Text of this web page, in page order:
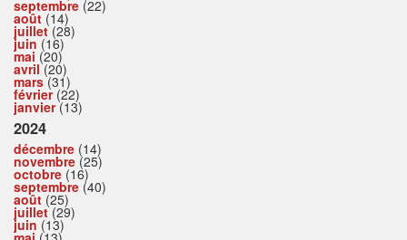
septembre (22)
août (14)
juillet(28)
juin (16)
mai (20)
avril(20)
mars(31)
février(22)
janvier(13)
2024
décembre (14)
novembre (25)
octobre (16)
septembre (40)
août (25)
juillet(29)
juin (13)